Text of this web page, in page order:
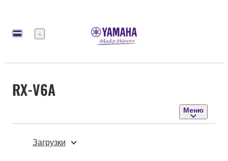
Меню
RX-V6A
Меню
Загрузки